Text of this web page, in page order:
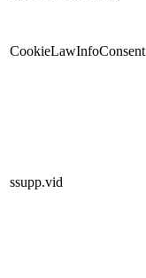
CookieLawInfoConsent
ssupp.vid